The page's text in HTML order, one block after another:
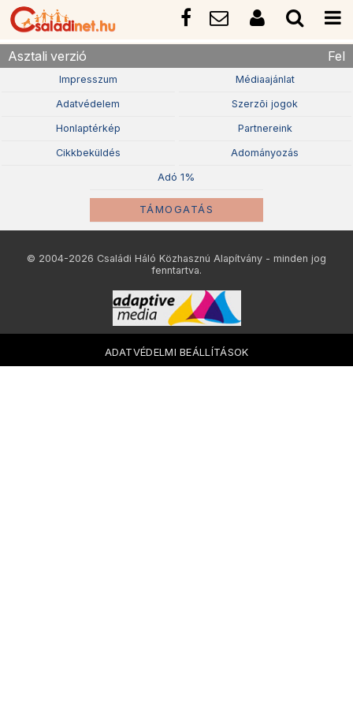
Asztali verzió Fel
Impresszum Médiaajánlat
Adatvédelem Szerzõi jogok
Honlaptérkép Partnereink
Cikkbeküldés Adományozás
Adó 1%
TÁMOGATÁS
© 2004-2026 Családi Háló Közhasznú Alapítvány - minden jog
fenntartva.
ADATVÉDELMI BEÁLLÍTÁSOK